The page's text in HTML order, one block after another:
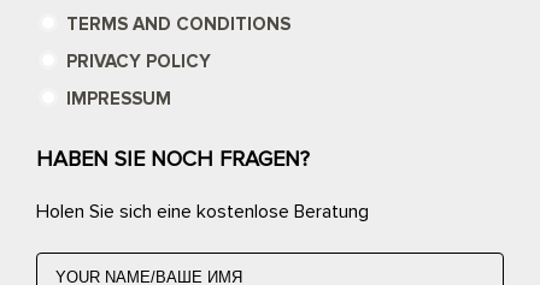
TERMS AND CONDITIONS
PRIVACY POLICY
IMPRESSUM
HABEN SIE NOCH FRAGEN?
Holen Sie sich eine kostenlose Beratung